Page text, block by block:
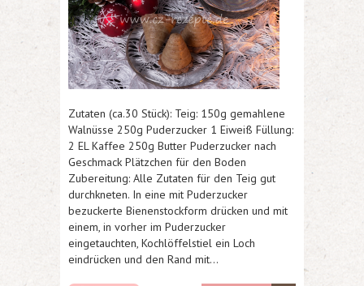
Zutaten (ca.30 Stück): Teig: 150g gemahlene
Walnüsse 250g Puderzucker 1 Eiweiß Füllung:
2 EL Kaffee 250g Butter Puderzucker nach
Geschmack Plätzchen für den Boden
Zubereitung: Alle Zutaten für den Teig gut
durchkneten. In eine mit Puderzucker
bezuckerte Bienenstockform drücken und mit
einem, in vorher im Puderzucker
eingetauchten, Kochlöffelstiel ein Loch
eindrücken und den Rand mit…